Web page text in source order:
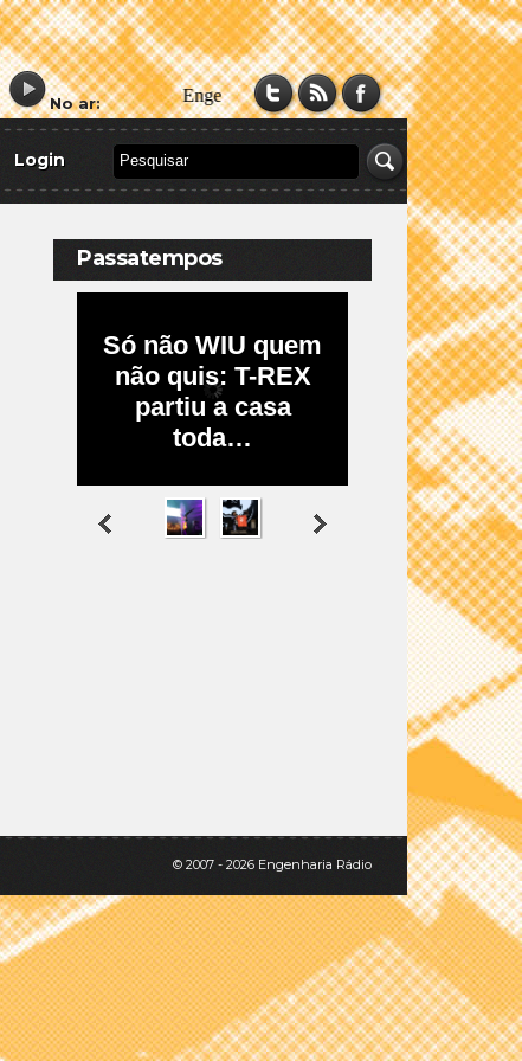
No ar:
Login
Passatempos
© 2007 - 2026 Engenharia Rádio